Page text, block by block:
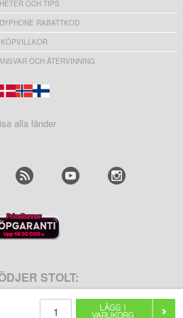
OCH TIPS
RABATTKOD
KÖPVILLKOR
OCH ÅTERVINNING
alla länder
STOLT: